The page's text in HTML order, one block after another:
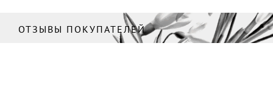
ОТЗЫВЫ ПОКУПАТЕЛЕЙ